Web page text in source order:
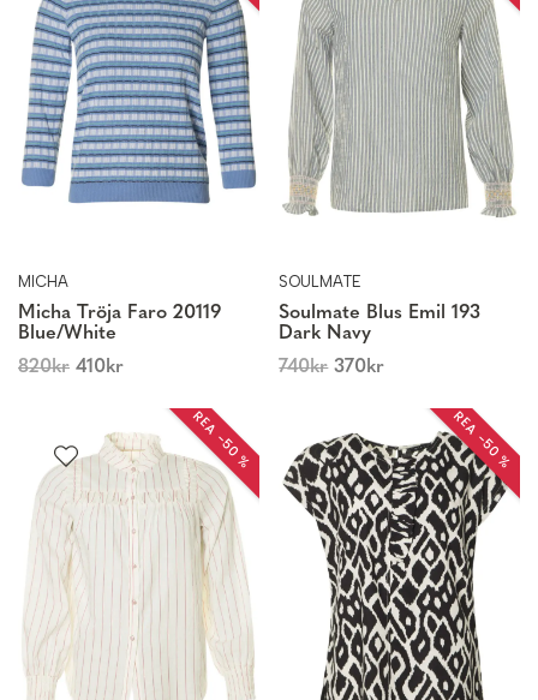
MICHA
Micha Tröja Faro 20119
Blue/White
820kr 410kr
SOULMATE
Soulmate Blus Emil 193
Dark Navy
740kr 370kr
REA −50 % REA −50 %